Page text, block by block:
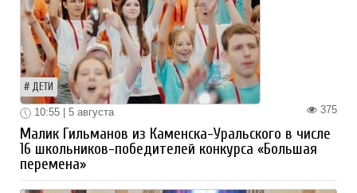
ДЕТИ
375
10:55 | 5 августа
Малик Гильманов из Каменска-Уральского в числе
16 школьников-победителей конкурса «Большая
перемена»